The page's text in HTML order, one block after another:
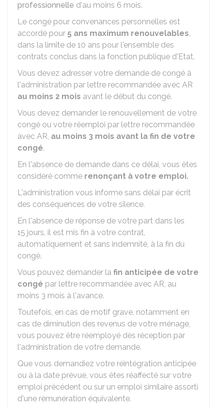
professionnelle d'au moins 6 mois.
Le congé pour convenances personnelles est
accordé pour 5 ans maximum renouvelables,
dans la limite de 10 ans pour l'ensemble des
contrats conclus dans la fonction publique d'Etat.
Vous devez adresser votre demande de congé à
l'administration par lettre recommandée avec AR
au moins 2 mois avant le début du congé.
Vous devez demander le renouvellement de votre
congé ou votre réemploi par lettre recommandée
avec AR, au moins 3 mois avant la fin de votre
congé.
En l'absence de demande dans ce délai, vous êtes
considéré comme renonçant à votre emploi.
L'administration vous informe sans délai par écrit
des conséquences de votre silence.
En l'absence de réponse de votre part dans les
15 jours, il est mis fin à votre contrat,
automatiquement et sans indemnité, à la fin du
congé.
Vous pouvez demander la fin anticipée de votre
congé par lettre recommandée avec AR, au
moins 3 mois à l'avance.
Toutefois, en cas de motif grave, notamment en
cas de diminution des revenus de votre ménage,
vous pouvez être réemployé dès réception par
l'administration de votre demande.
Que vous demandiez votre réintégration anticipée
ou à la date prévue, vous êtes réaffecté sur votre
emploi précédent ou sur un emploi similaire assorti
d'une rémunération équivalente.